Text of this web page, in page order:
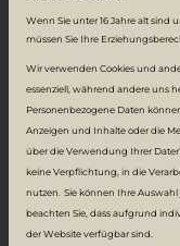
die
80,2 m²
Wenn Sie unter 16 Jahre alt sind
müssen Sie Ihre
Wir verwenden Cookies und
essenziell, während andere uns
Personenbezogene Daten
Anzeigen und Inhalte oder die
über die Verwendung Ihrer
keine Verpflichtung, in die
nutzen. Sie können Ihre
beachten Sie, dass aufgrund
der Website verfügbar sind.